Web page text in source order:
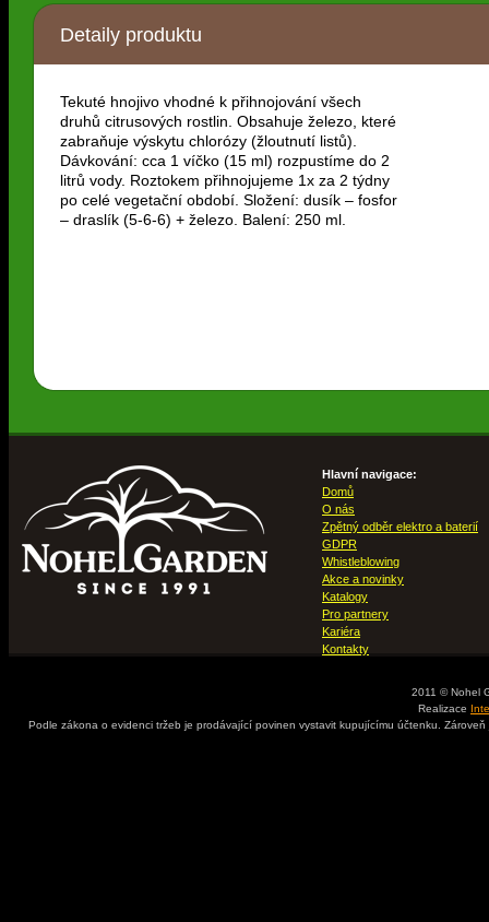
Detaily produktu
Tekuté hnojivo vhodné k přihnojování všech
druhů citrusových rostlin. Obsahuje železo, které
zabraňuje výskytu chlorózy (žloutnutí listů).
Dávkování: cca 1 víčko (15 ml) rozpustíme do 2
litrů vody. Roztokem přihnojujeme 1x za 2 týdny
po celé vegetační období. Složení: dusík – fosfor
– draslík (5-6-6) + železo. Balení: 250 ml.
Hlavní navigace:
Domů
O nás
Zpětný odběr elektro a baterií
GDPR
Whistleblowing
Akce a novinky
Katalogy
Pro partnery
Kariéra
Kontakty
2011 © Nohel
Realizace
Podle zákona o evidenci tržeb je prodávající povinen vystavit kupujícímu účtenku.